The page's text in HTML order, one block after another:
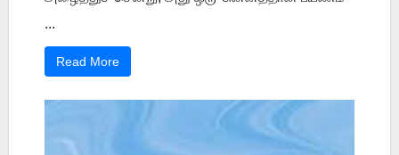
...
Read More